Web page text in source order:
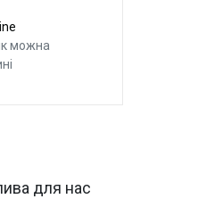
можна
для нас